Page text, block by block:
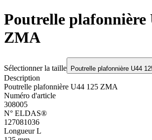
Poutrelle plafonnière
ZMA
Sélectionner la taille Poutrelle plafonnière U44
Description
Poutrelle plafonnière U44 125 ZMA
Numéro d'article
308005
N° ELDAS®
127081036
Longueur L